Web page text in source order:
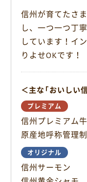
e
b
o
e
信州が育てたさ
し、一つ一つ丁
しています！イ
りよせOKです！
＜主な「おいしい
プレミアム
信州プレミアム
原産地呼称管理制
オリジナル
信州サーモン